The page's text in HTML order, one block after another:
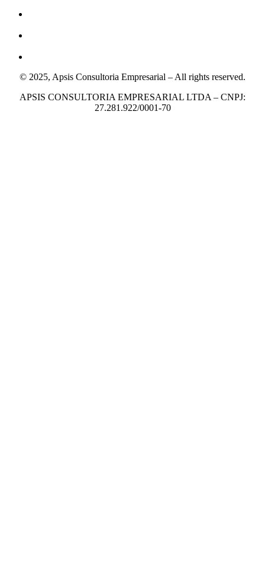
© 2025, Apsis Consultoria Empresarial – All rights reserved.
APSIS CONSULTORIA EMPRESARIAL LTDA – CNPJ:
27.281.922/0001-70